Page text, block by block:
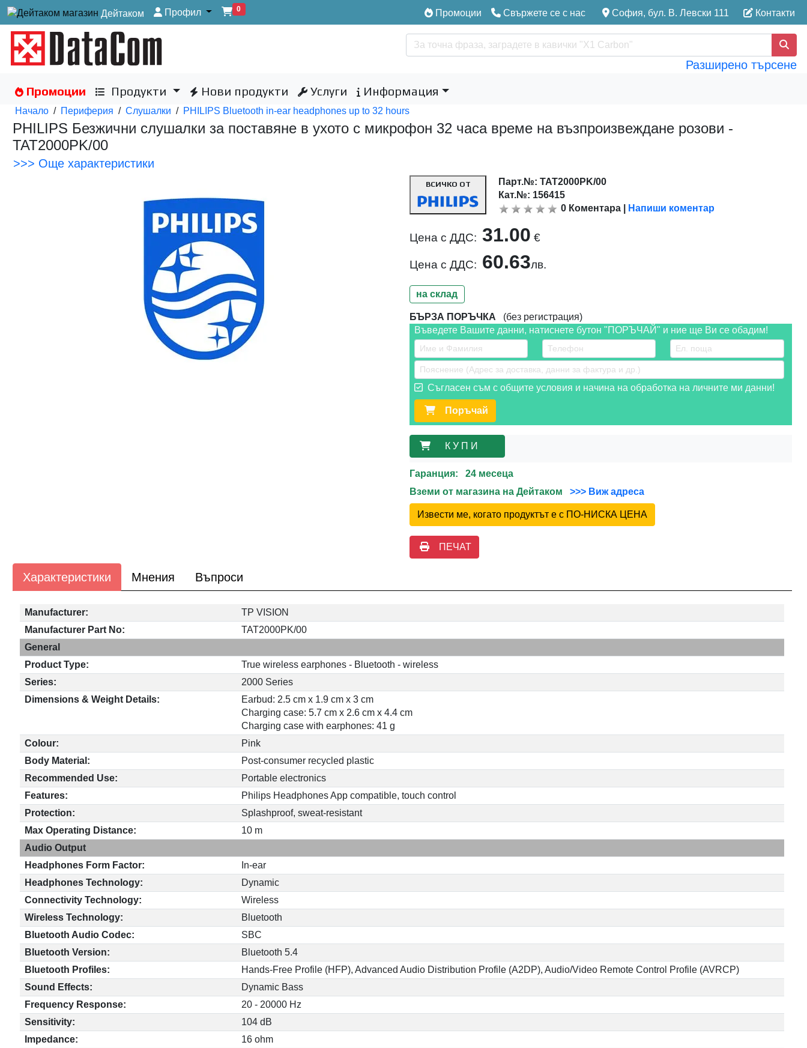
Дейтаком Профил 0 Промоции Свържете се с нас София, бул. В. Левски 111 Контакти
Разширено търсене
Промоции Продукти Нови продукти Услуги Информация
Начало / Периферия / Слушалки / PHILIPS Bluetooth in-ear headphones up to 32 hours
PHILIPS Безжични слушалки за поставяне в ухото с микрофон 32 часа време на възпроизвеждане розови -
TAT2000PK/00
>>> Още характеристики
ВСИЧКО ОТ Парт.№: TAT2000PK/00
Кат.№: 156415
0 Коментара Напиши коментар
Цена с ДДС: 31.00 €
Цена с ДДС: 60.63лв.
на склад
БЪРЗА ПОРЪЧКА (без регистрация)
Въведете Вашите данни, натиснете бутон "ПОРЪЧАЙ" и ние ще Ви се обадим!
Съгласен съм с общите условия и начина на обработка на личните ми данни!
Поръчай
К У П И
Гаранция: 24 месеца
Вземи от магазина на Дейтаком
>>> Виж адреса
Извести ме, когато продуктът е с ПО-НИСКА ЦЕНА
ПЕЧАТ
Характеристики Мнения Въпроси
Manufacturer:
TP VISION
Manufacturer Part No:
TAT2000PK/00
General
Product Type:
True wireless earphones - Bluetooth - wireless
Series:
2000 Series
Dimensions & Weight Details:
Earbud: 2.5 cm x 1.9 cm x 3 cm
Charging case: 5.7 cm x 2.6 cm x 4.4 cm
Charging case with earphones: 41 g
Colour:
Pink
Body Material:
Post-consumer recycled plastic
Recommended Use:
Portable electronics
Features:
Philips Headphones App compatible, touch control
Protection:
Splashproof, sweat-resistant
Max Operating Distance:
10 m
Audio Output
Headphones Form Factor:
In-ear
Headphones Technology:
Dynamic
Connectivity Technology:
Wireless
Wireless Technology:
Bluetooth
Bluetooth Audio Codec:
SBC
Bluetooth Version:
Bluetooth 5.4
Bluetooth Profiles:
Hands-Free Profile (HFP), Advanced Audio Distribution Profile (A2DP), Audio/Video Remote Control Profile (AVRCP)
Sound Effects:
Dynamic Bass
Frequency Response:
20 - 20000 Hz
Sensitivity:
104 dB
Impedance:
16 ohm